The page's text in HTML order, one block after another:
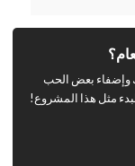
وإضفاء بعض الحب
مثل هذا المشروع!